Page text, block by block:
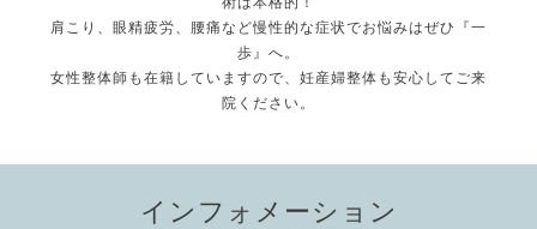
肩こり、眼精疲労、腰痛など慢性的な症状でお悩みはぜひ『一
歩』へ。
女性整体師も在籍していますので、妊産婦整体も安心してご来
院ください。
インフォメーション